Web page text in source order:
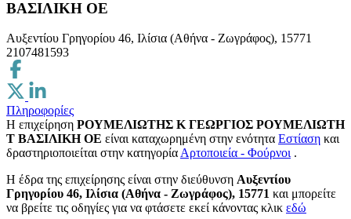
ΒΑΣΙΛΙΚΗ ΟΕ
Αυξεντίου Γρηγορίου 46, Ιλίσια (Αθήνα - Ζωγράφος), 15771
2107481593
Πληροφορίες
Η επιχείρηση ΡΟΥΜΕΛΙΩΤΗΣ Κ ΓΕΩΡΓΙΟΣ ΡΟΥΜΕΛΙΩΤΗ
Τ ΒΑΣΙΛΙΚΗ ΟΕ είναι καταχωρημένη στην ενότητα Εστίαση και
δραστηριοποιείται στην κατηγορίαΑρτοποιεία - Φούρνοι .
H έδρα της επιχείρησης είναι στην διεύθυνση Αυξεντίου
Γρηγορίου 46, Ιλίσια (Αθήνα - Ζωγράφος), 15771 και μπορείτε
να βρείτε τις οδηγίες για να φτάσετε εκεί κάνοντας κλικ εδώ